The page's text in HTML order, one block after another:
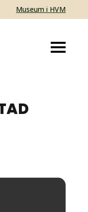
Museum i HVM